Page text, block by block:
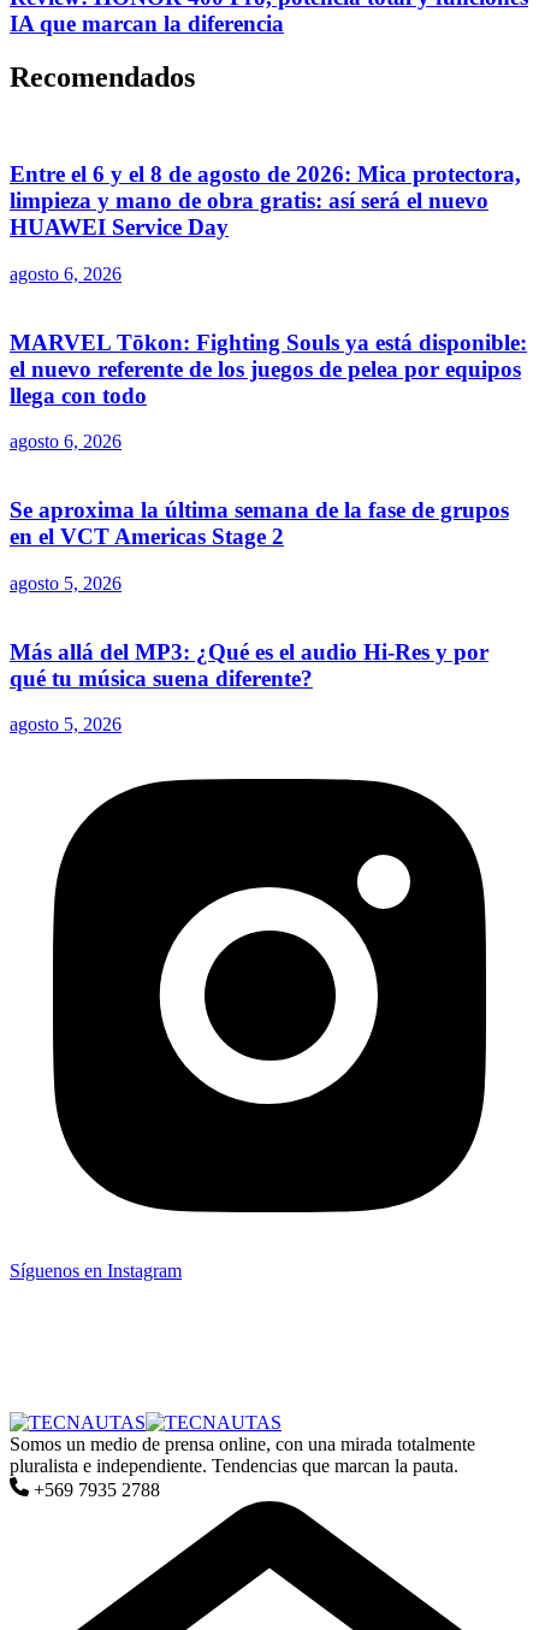
IA que marcan la diferencia
Recomendados
Entre el 6 y el 8 de agosto de 2026: Mica protectora,
limpieza y mano de obra gratis: así será el nuevo
HUAWEI Service Day
agosto 6, 2026
MARVEL Tōkon: Fighting Souls ya está disponible:
el nuevo referente de los juegos de pelea por equipos
llega con todo
agosto 6, 2026
Se aproxima la última semana de la fase de grupos
en el VCT Americas Stage 2
agosto 5, 2026
Más allá del MP3: ¿Qué es el audio Hi-Res y por
qué tu música suena diferente?
agosto 5, 2026
Síguenos en Instagram
Somos un medio de prensa online, con una mirada totalmente
pluralista e independiente. Tendencias que marcan la pauta.
+569 7935 2788